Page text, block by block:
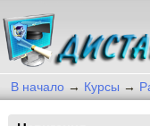
В начало → Курсы →